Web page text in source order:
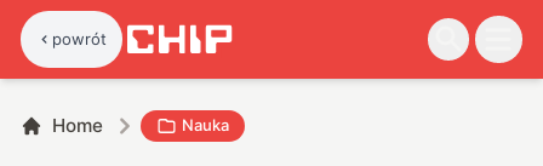
powrót
Home Nauka